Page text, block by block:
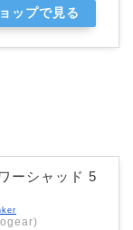
ップで見る
ーシャッド 5